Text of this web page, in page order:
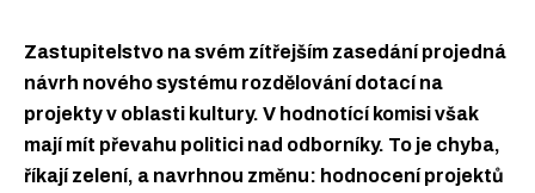
Zastupitelstvo na svém zítřejším zasedání projedná
návrh nového systému rozdělování dotací na
projekty v oblasti kultury. V hodnotící komisi však
mají mít převahu politici nad odborníky. To je chyba,
říkají zelení, a navrhnou změnu: hodnocení projektů